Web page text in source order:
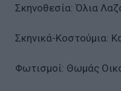
Σκηνοθεσία: Όλια
Σκηνικά-Κοστούμια:
Φωτισμοί: Θωμάς